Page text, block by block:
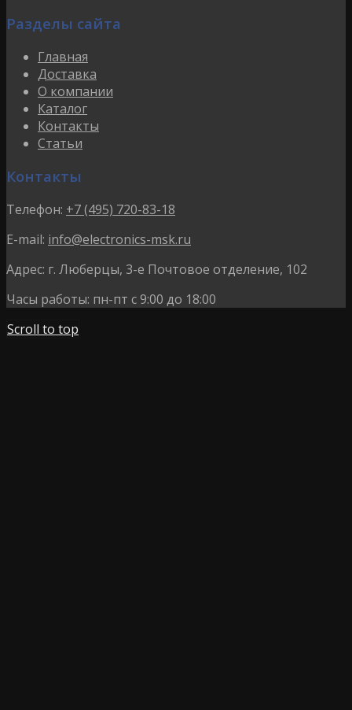
Разделы сайта
Главная
Доставка
О компании
Каталог
Контакты
Статьи
Контакты
Телефон: +7 (495) 720-83-18
E-mail: info@electronics-msk.ru
Адрес: г. Люберцы, 3-е Почтовое отделение, 102
Часы работы: пн-пт с 9:00 до 18:00
Scroll to top